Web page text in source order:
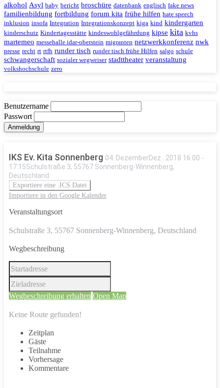
alkohol Asyl baby bericht broschüre datenbank englisch fake news
familienbildung fortbildung forum kita frühe hilfen hate speech
inklusion insofa Integration Integrationskonzept kiga kind kindergarten
kinderschutz Kindertagesstätte kindeswohlgefährdung kipse kita kvhs
martemeo messehalle idar-oberstein migranten netzwerkkonferenz nwk
presse recht rt rtfh runder tisch runder tisch frühe Hilfen salgo schule
schwangerschaft sozialer wegweiser stadttheater veranstaltung
volkshochschule zero
Benutzername
Passwort
IKS Ev. Kita Sonnenberg 04. DezemberDez.. 2018 16:00 -
17:15Schulstraße 3, 55767 Sonnenberg-Winnenberg,
Deutschland
Exportiere eine .ICS Datei
Importiere in den Google Kalender
Veranstaltungsort
Schulstraße 3, 55767 Sonnenberg-Winnenberg, Deutschland
Wegbeschreibung
Wegbeschreibung erhalten Open Map
Keine Route gefunden!
Zeitplan
Gäste
Teilnahme
Vorhersage
Kommentare